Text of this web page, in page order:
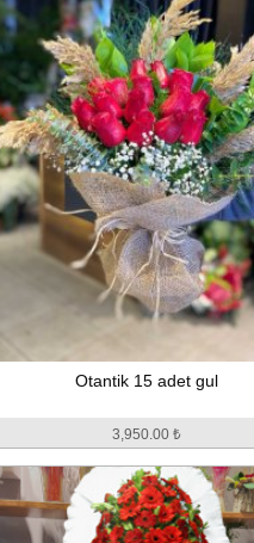
Otantik 15 adet gul
3,950.00 ₺